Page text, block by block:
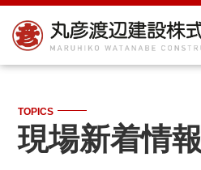
TOPICS
現場新着情報